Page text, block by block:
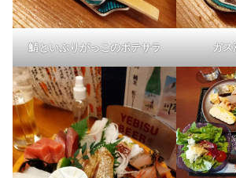
鯖といぶりがっこのポテサラ ガス